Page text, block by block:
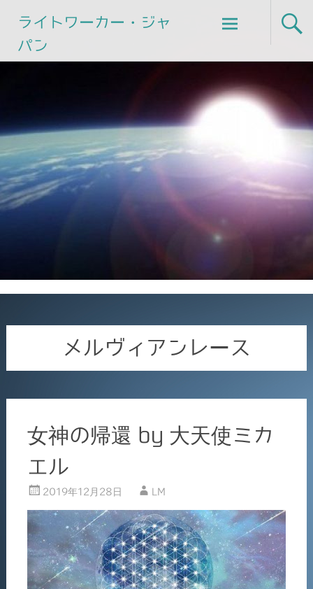
ライトワーカー・ジャ
パン
Skip
to
メルヴィアンレース
女神の帰還 by 大天使ミカ
エル
2019年12月28日 LM